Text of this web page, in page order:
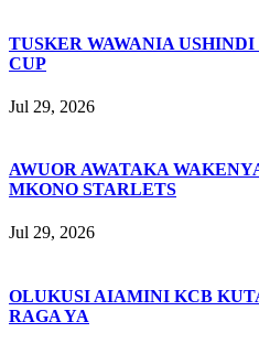
TUSKER WAWANIA
CUP
Jul 29, 2026
AWUOR AWATAKA
MKONO STARLETS
Jul 29, 2026
OLUKUSI AIAMINI KCB
RAGA YA